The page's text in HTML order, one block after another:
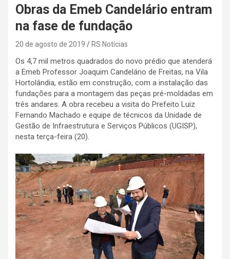
Obras da Emeb Candelário entram
na fase de fundação
20 de agosto de 2019 RS Notícias
Os 4,7 mil metros quadrados do novo prédio que atenderá
a Emeb Professor Joaquim Candelário de Freitas, na Vila
Hortolândia, estão em construção, com a instalação das
fundações para a montagem das peças pré-moldadas em
três andares. A obra recebeu a visita do Prefeito Luiz
Fernando Machado e equipe de técnicos da Unidade de
Gestão de Infraestrutura e Serviços Públicos (UGISP),
nesta terça-feira (20).